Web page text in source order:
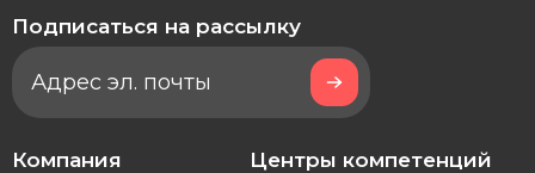
Подписаться на рассылку
Компания Центры компетенций